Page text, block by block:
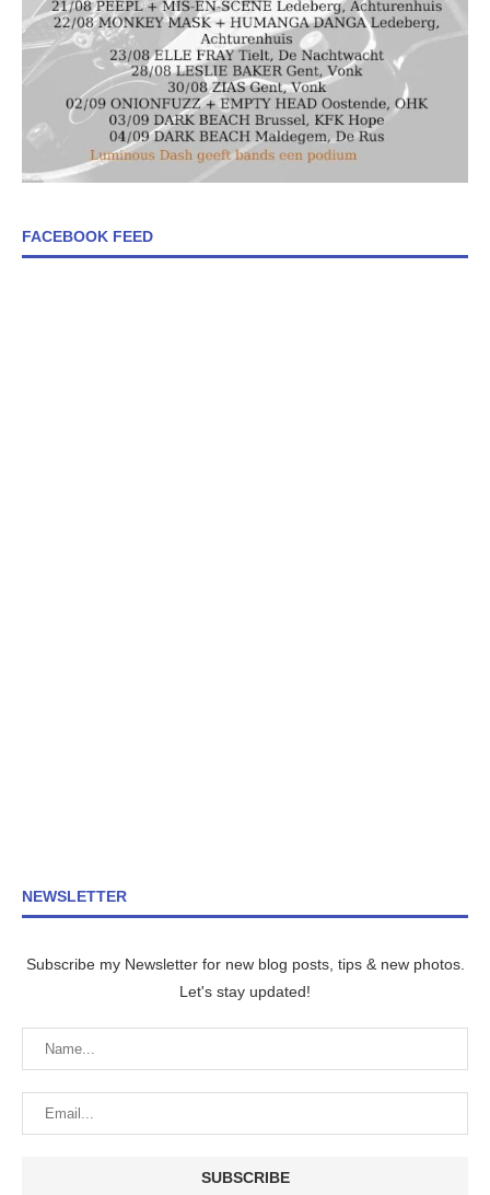
FACEBOOK FEED
NEWSLETTER
Subscribe my Newsletter for new blog posts, tips & new photos.
Let's stay updated!